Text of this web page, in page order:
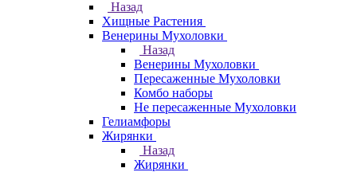
Назад
Хищные Растения
Венерины Мухоловки
Назад
Венерины Мухоловки
Пересаженные Мухоловки
Комбо наборы
Не пересаженные Мухоловки
Гелиамфоры
Жирянки
Назад
Жирянки